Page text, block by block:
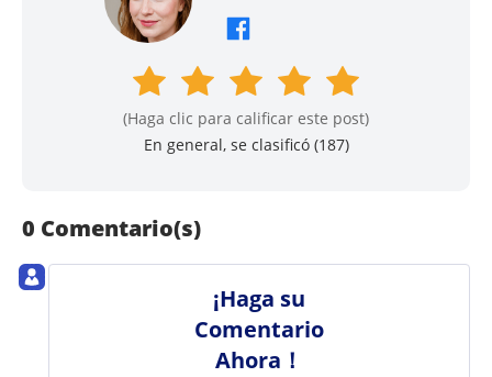
(Haga clic para calificar este post)
En general, se clasificó (187)
0 Comentario(s)
¡Haga su
Comentario
Ahora！